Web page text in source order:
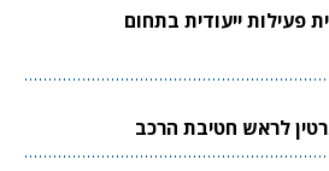
ייעודית בתחום
לראש חטיבת הרכב